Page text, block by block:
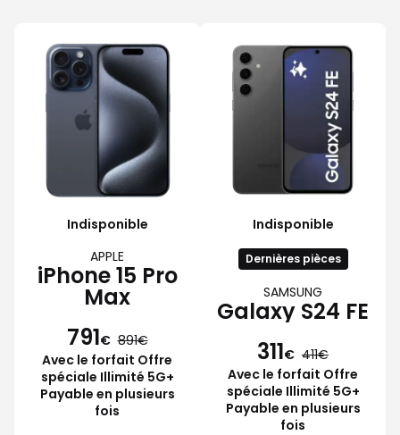
Indisponible
APPLE
iPhone 15 Pro
Max
791€ 891
Avec le forfait Offre
spéciale Illimité 5G+
Payable en plusieurs
fois
Indisponible
Dernières pièces
SAMSUNG
Galaxy S24 FE
311€ 411
Avec le forfait Offre
spéciale Illimité 5G+
Payable en plusieurs
fois